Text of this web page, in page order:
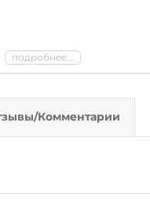
подробнее...
Комментарии